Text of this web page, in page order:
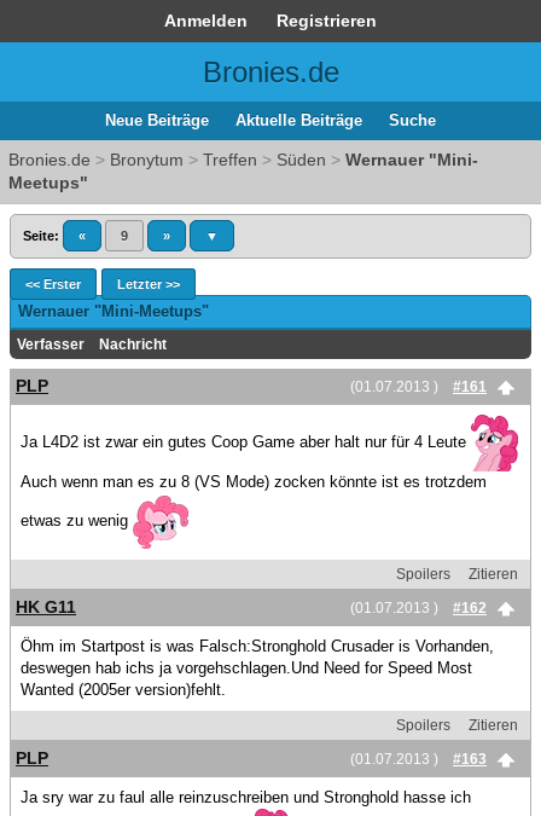
Anmelden Registrieren
Bronies.de
Neue Beiträge Aktuelle Beiträge Suche
Bronies.de > Bronytum > Treffen > Süden > Wernauer "Mini-
Meetups"
Seite: « 9 » ▼
<< Erster Letzter >>
Wernauer "Mini-Meetups"
Verfasser Nachricht
(01.07.2013 ) #161
PLP
Ja L4D2 ist zwar ein gutes Coop Game aber halt nur für 4 Leute
Auch wenn man es zu 8 (VS Mode) zocken könnte ist es trotzdem
etwas zu wenig
Spoilers
Zitieren
(01.07.2013 )
#162
HK G11
Öhm im Startpost is was Falsch:Stronghold Crusader is Vorhanden,
deswegen hab ichs ja vorgehschlagen.Und Need for Speed Most
Wanted (2005er version)fehlt.
Spoilers
Zitieren
(01.07.2013 )
#163
PLP
Ja sry war zu faul alle reinzuschreiben und Stronghold hasse ich